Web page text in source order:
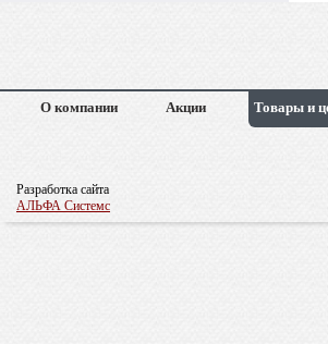
О компании Акции Товары и
Разработка сайта
АЛЬФА Системс